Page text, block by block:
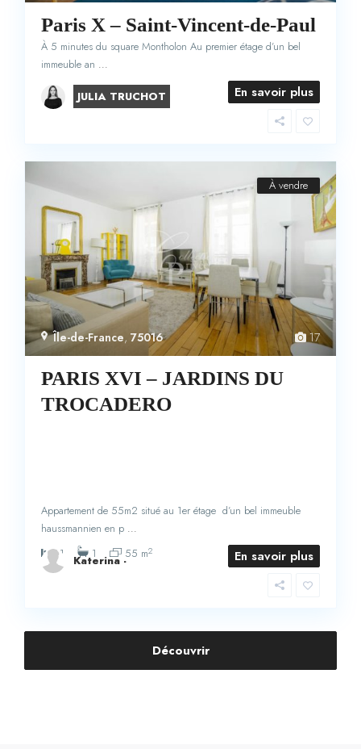
Paris X – Saint-Vincent-de-Paul
À 5 minutes du square Montholon Au premier étage d’un bel
immeuble an ...
En savoir plus
JULIA TRUCHOT
17
Île-de-France, 75016
À vendre
PARIS XVI – JARDINS DU
TROCADERO
Appartement de 55m2 situé au 1er étage d’un bel immeuble
haussmannien en p ...
1
1 55 m2 En savoir plus
Katerina -
Découvrir